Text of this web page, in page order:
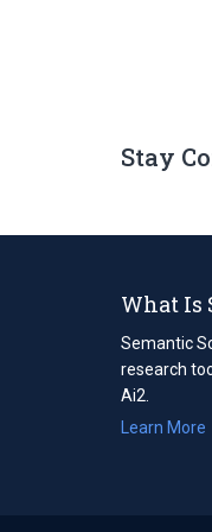
Stay
What Is
Semantic
research
Ai2.
Learn More